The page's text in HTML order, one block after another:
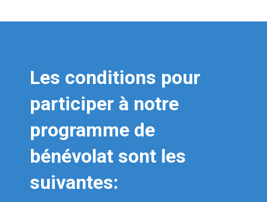
Les conditions pour
participer à notre
programme de
bénévolat sont les
suivantes: